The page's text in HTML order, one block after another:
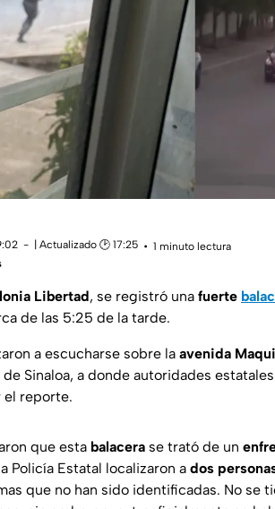
| Actualizado 🕑 17:25
1 minuto lectura
Libertad, se registró una fuerte
de las 5:25 de la tarde.
a escucharse sobre la avenida
Sinaloa, a donde autoridades
reporte.
que esta balacera se trató de un
Policía Estatal localizaron a dos
que no han sido identificadas. No se